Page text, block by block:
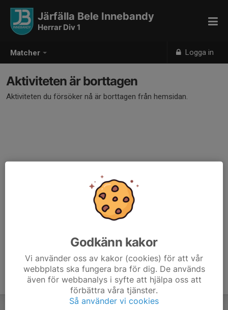
Matcher Logga in
Järfälla Bele Innebandy
Herrar Div 1
Aktiviteten är borttagen
Aktiviteten du försöker nå är borttagen från hemsidan.
Godkänn kakor
Vi använder oss av kakor (cookies) för att vår
webbplats ska fungera bra för dig. De används
även för webbanalys i syfte att hjälpa oss att
förbättra våra tjänster.
Så använder vi cookies